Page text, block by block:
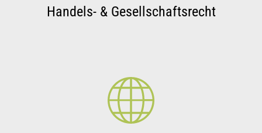
Handels- & Gesellschaftsrecht